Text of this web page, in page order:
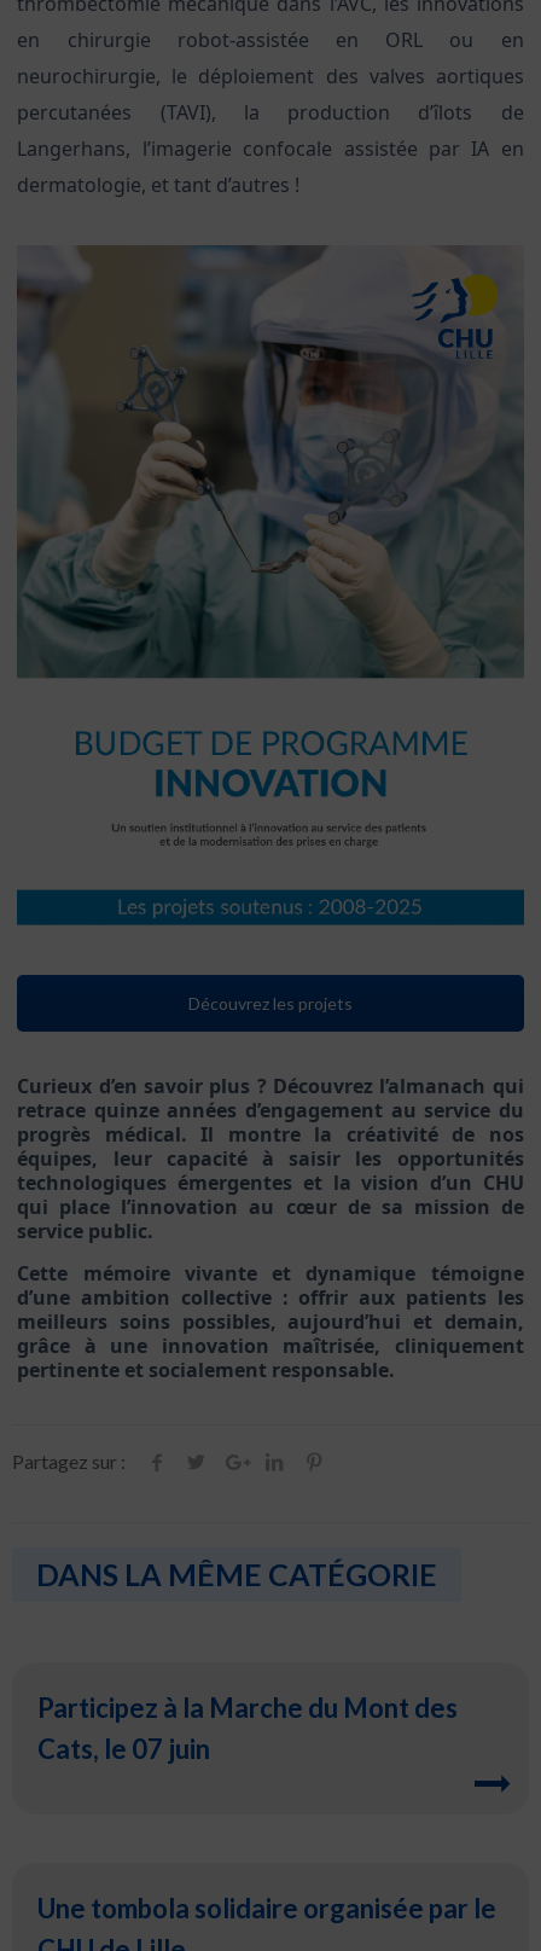
en chirurgie robot-assistée en ORL ou en
neurochirurgie, le déploiement des valves aortiques
percutanées (TAVI), la production d’îlots de
Langerhans, l’imagerie confocale assistée par IA en
dermatologie, et tant d’autres !
Découvrez les projets
Curieux d’en savoir plus ? Découvrez l’almanach qui
retrace quinze années d’engagement au service du
progrès médical. Il montre la créativité de nos
équipes, leur capacité à saisir les opportunités
technologiques émergentes et la vision d’un CHU
qui place l’innovation au cœur de sa mission de
service public.
Cette mémoire vivante et dynamique témoigne
d’une ambition collective : offrir aux patients les
meilleurs soins possibles, aujourd’hui et demain,
grâce à une innovation maîtrisée, cliniquement
pertinente et socialement responsable.
Partagez sur :
DANS LA MÊME CATÉGORIE
Participez à la Marche du Mont des
Cats, le 07 juin
Une tombola solidaire organisée par le